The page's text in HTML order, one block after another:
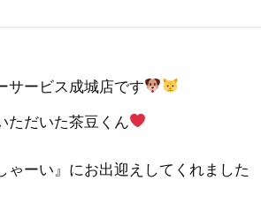
サービス成城店です
ただいた茶豆くん
ゃーい』にお出迎えしてくれました